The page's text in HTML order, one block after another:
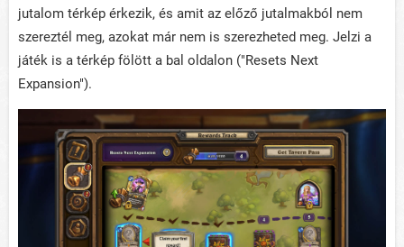
jutalom térkép érkezik, és amit az előző jutalmakból nem
szereztél meg, azokat már nem is szerezheted meg. Jelzi a
játék is a térkép fölött a bal oldalon ("Resets Next
Expansion").